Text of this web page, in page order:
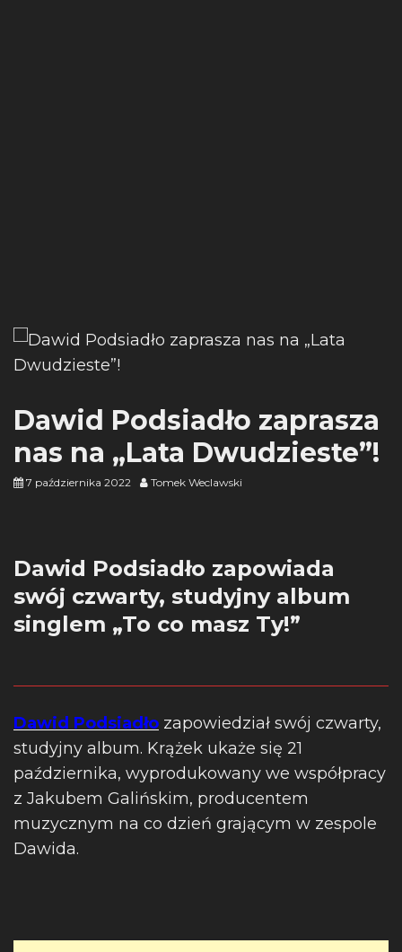
Dawid Podsiadło zaprasza
nas na „Lata Dwudzieste”!
7 października 2022 Tomek Weclawski
Dawid Podsiadło zapowiada
swój czwarty, studyjny album
singlem „To co masz Ty!”
Dawid Podsiadło zapowiedział swój czwarty,
studyjny album. Krążek ukaże się 21
października, wyprodukowany we współpracy
z Jakubem Galińskim, producentem
muzycznym na co dzień grającym w zespole
Dawida.